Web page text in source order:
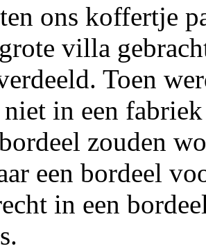
ons koffertje
villa
Toen
in een
zouden
een bordeel
in een